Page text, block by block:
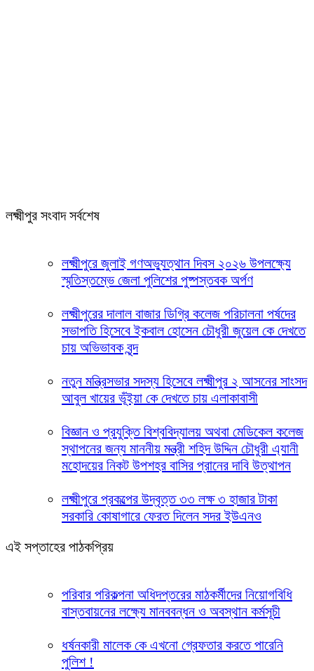
লক্ষ্মীপুর সংবাদ সর্বশেষ
লক্ষ্মীপুরে জুলাই গণঅভ্যুত্থান দিবস ২০২৬ উপলক্ষ্যে
স্মৃতিস্তম্ভে জেলা পুলিশের পুষ্পস্তবক অর্পণ
লক্ষ্মীপুরের দালাল বাজার ডিগ্রি কলেজ পরিচালনা পর্ষদের
সভাপতি হিসেবে ইকবাল হোসেন চৌধুরী জুয়েল কে দেখতে
চায় অভিভাবক বৃন্দ
নতুন মন্ত্রিসভার সদস্য হিসেবে লক্ষ্মীপুর ২ আসনের সাংসদ
আবুল খায়ের ভূঁইয়া কে দেখতে চায় এলাকাবাসী
বিজ্ঞান ও প্রযুক্তি বিশ্ববিদ্যালয় অথবা মেডিকেল কলেজ
স্থাপনের জন্য মাননীয় মন্ত্রী শহিদ উদ্দিন চৌধুরী এ্যানী
মহোদয়ের নিকট উপশহর বাসির প্রানের দাবি উত্থাপন
লক্ষ্মীপুরে প্রকল্পের উদ্বৃত্ত ৩৩ লক্ষ ৩ হাজার টাকা
সরকারি কোষাগারে ফেরত দিলেন সদর ইউএনও
এই সপ্তাহের পাঠকপ্রিয়
পরিবার পরিকল্পনা অধিদপ্তরের মাঠকর্মীদের নিয়োগবিধি
বাস্তবায়নের লক্ষ্যে মানববন্ধন ও অবস্থান কর্মসূচী
ধর্ষনকারী মালেক কে এখনো গ্রেফতার করতে পারেনি
পুলিশ !